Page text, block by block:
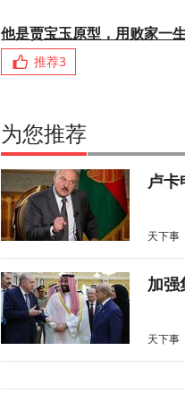
他是贾宝玉原型，用败家一
推荐3
为您推荐
卢卡
天下事
加强
天下事